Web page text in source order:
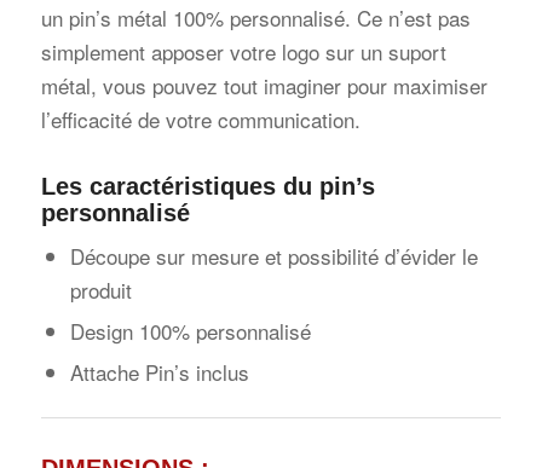
un pin’s métal 100% personnalisé. Ce n’est pas
simplement apposer votre logo sur un suport
métal, vous pouvez tout imaginer pour maximiser
l’efficacité de votre communication.
Les caractéristiques du pin’s
personnalisé
Découpe sur mesure et possibilité d’évider le
produit
Design 100% personnalisé
Attache Pin’s inclus